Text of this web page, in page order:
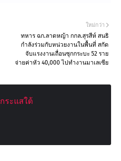
ใหม่กว่า
ทหาร ฉก.ลาดหญ้า กกล.สุรสีห์ สนธิ
กำลังร่วมกับหน่วยงานในพื้นที่ สกัด
จับแรงงานเถื่อนซุกกระบะ 52 ราย
จ่ายค่าหัว 40,000 ไปทำงานมาเลเซีย
กระแสใต้